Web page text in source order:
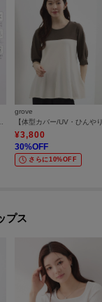
、フレアスリーブブラウス
grove
¥3,800
30%OFF
さらに10%OFF
プス